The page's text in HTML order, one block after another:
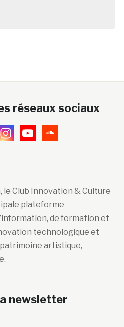
réseaux sociaux
le Club Innovation & Culture
plateforme
de formation et
technologique et
artistique,
newsletter